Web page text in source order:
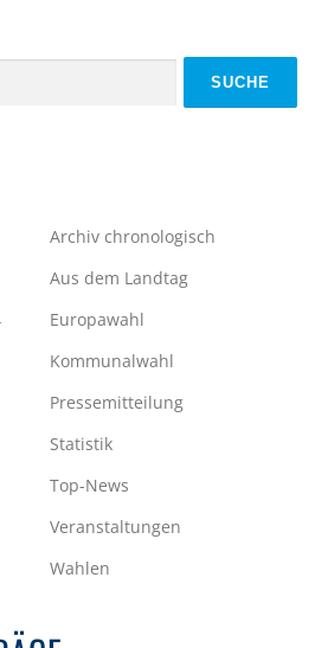
Archiv chronologisch
Aus dem Landtag
Europawahl
Kommunalwahl
Pressemitteilung
Statistik
Top-News
Veranstaltungen
Wahlen